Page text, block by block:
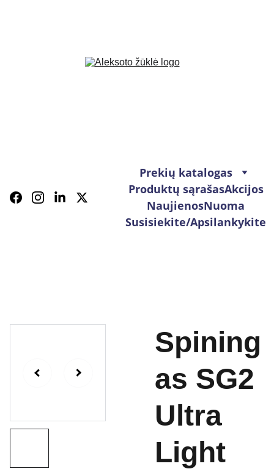
Prekių katalogas
Produktų sąrašasAkcijos
NaujienosNuoma
Susisiekite/Apsilankykite
Spining
as SG2
Ultra
Light